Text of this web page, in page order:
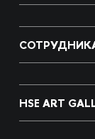
HSE ART